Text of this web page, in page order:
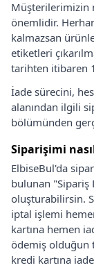
Müşterilerimizin
önemlidir.
kalmazsan
etiketleri
tarihten itibaren
İade sürecini,
alanından ilgili
bölümünden
Siparişimi
ElbiseBul'da
bulunan "Sipariş
oluşturabilirsin.
iptal işlemi
kartına hemen
ödemiş olduğun
kredi kartına